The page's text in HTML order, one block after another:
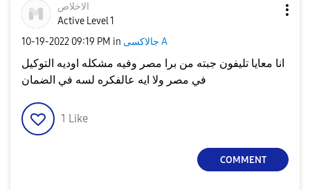
الاخلاص
Active Level 1
‎10-19-2022 09:19 PM in جالاكسى A
انا معايا تليفون جبته من برا مصر وفيه مشكله اوديه التوكيل
1 Like
COMMENT